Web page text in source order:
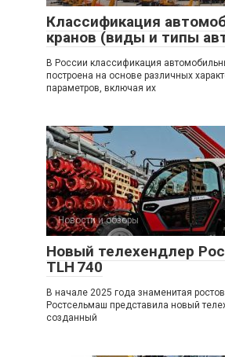
Классификация
кранов (виды и типы
В России классификация
построена на основе различных
параметров, включая их
Новости и обзоры
Новый телехендлер
TLH 740
В начале 2025 года знаменитая
Ростсельмаш представила новый
созданный